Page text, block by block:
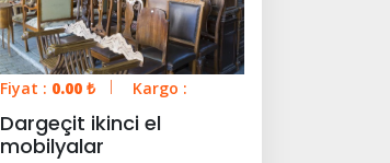
Fiyat : 0.00 ₺ Kargo :
Dargeçit ikinci el
mobilyalar